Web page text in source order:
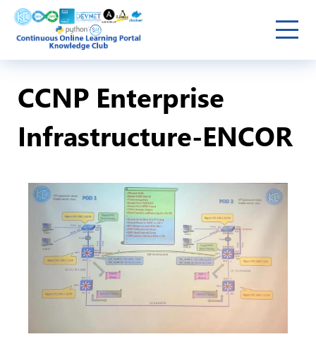
CCNP Enterprise
Infrastructure-ENCOR